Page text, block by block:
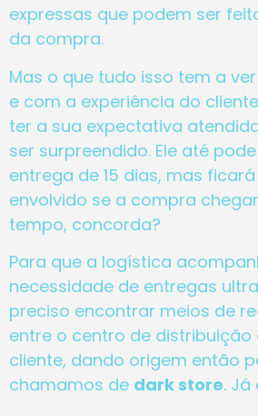
expressas que podem ser
da compra.
Mas o que tudo isso tem a
e com a experiência do
ter a sua expectativa
ser surpreendido. Ele até
entrega de 15 dias, mas
envolvido se a compra
tempo, concorda?
Para que a logística
necessidade de entregas
preciso encontrar meios de
entre o centro de distribuição
cliente, dando origem então
chamamos de dark store. Já